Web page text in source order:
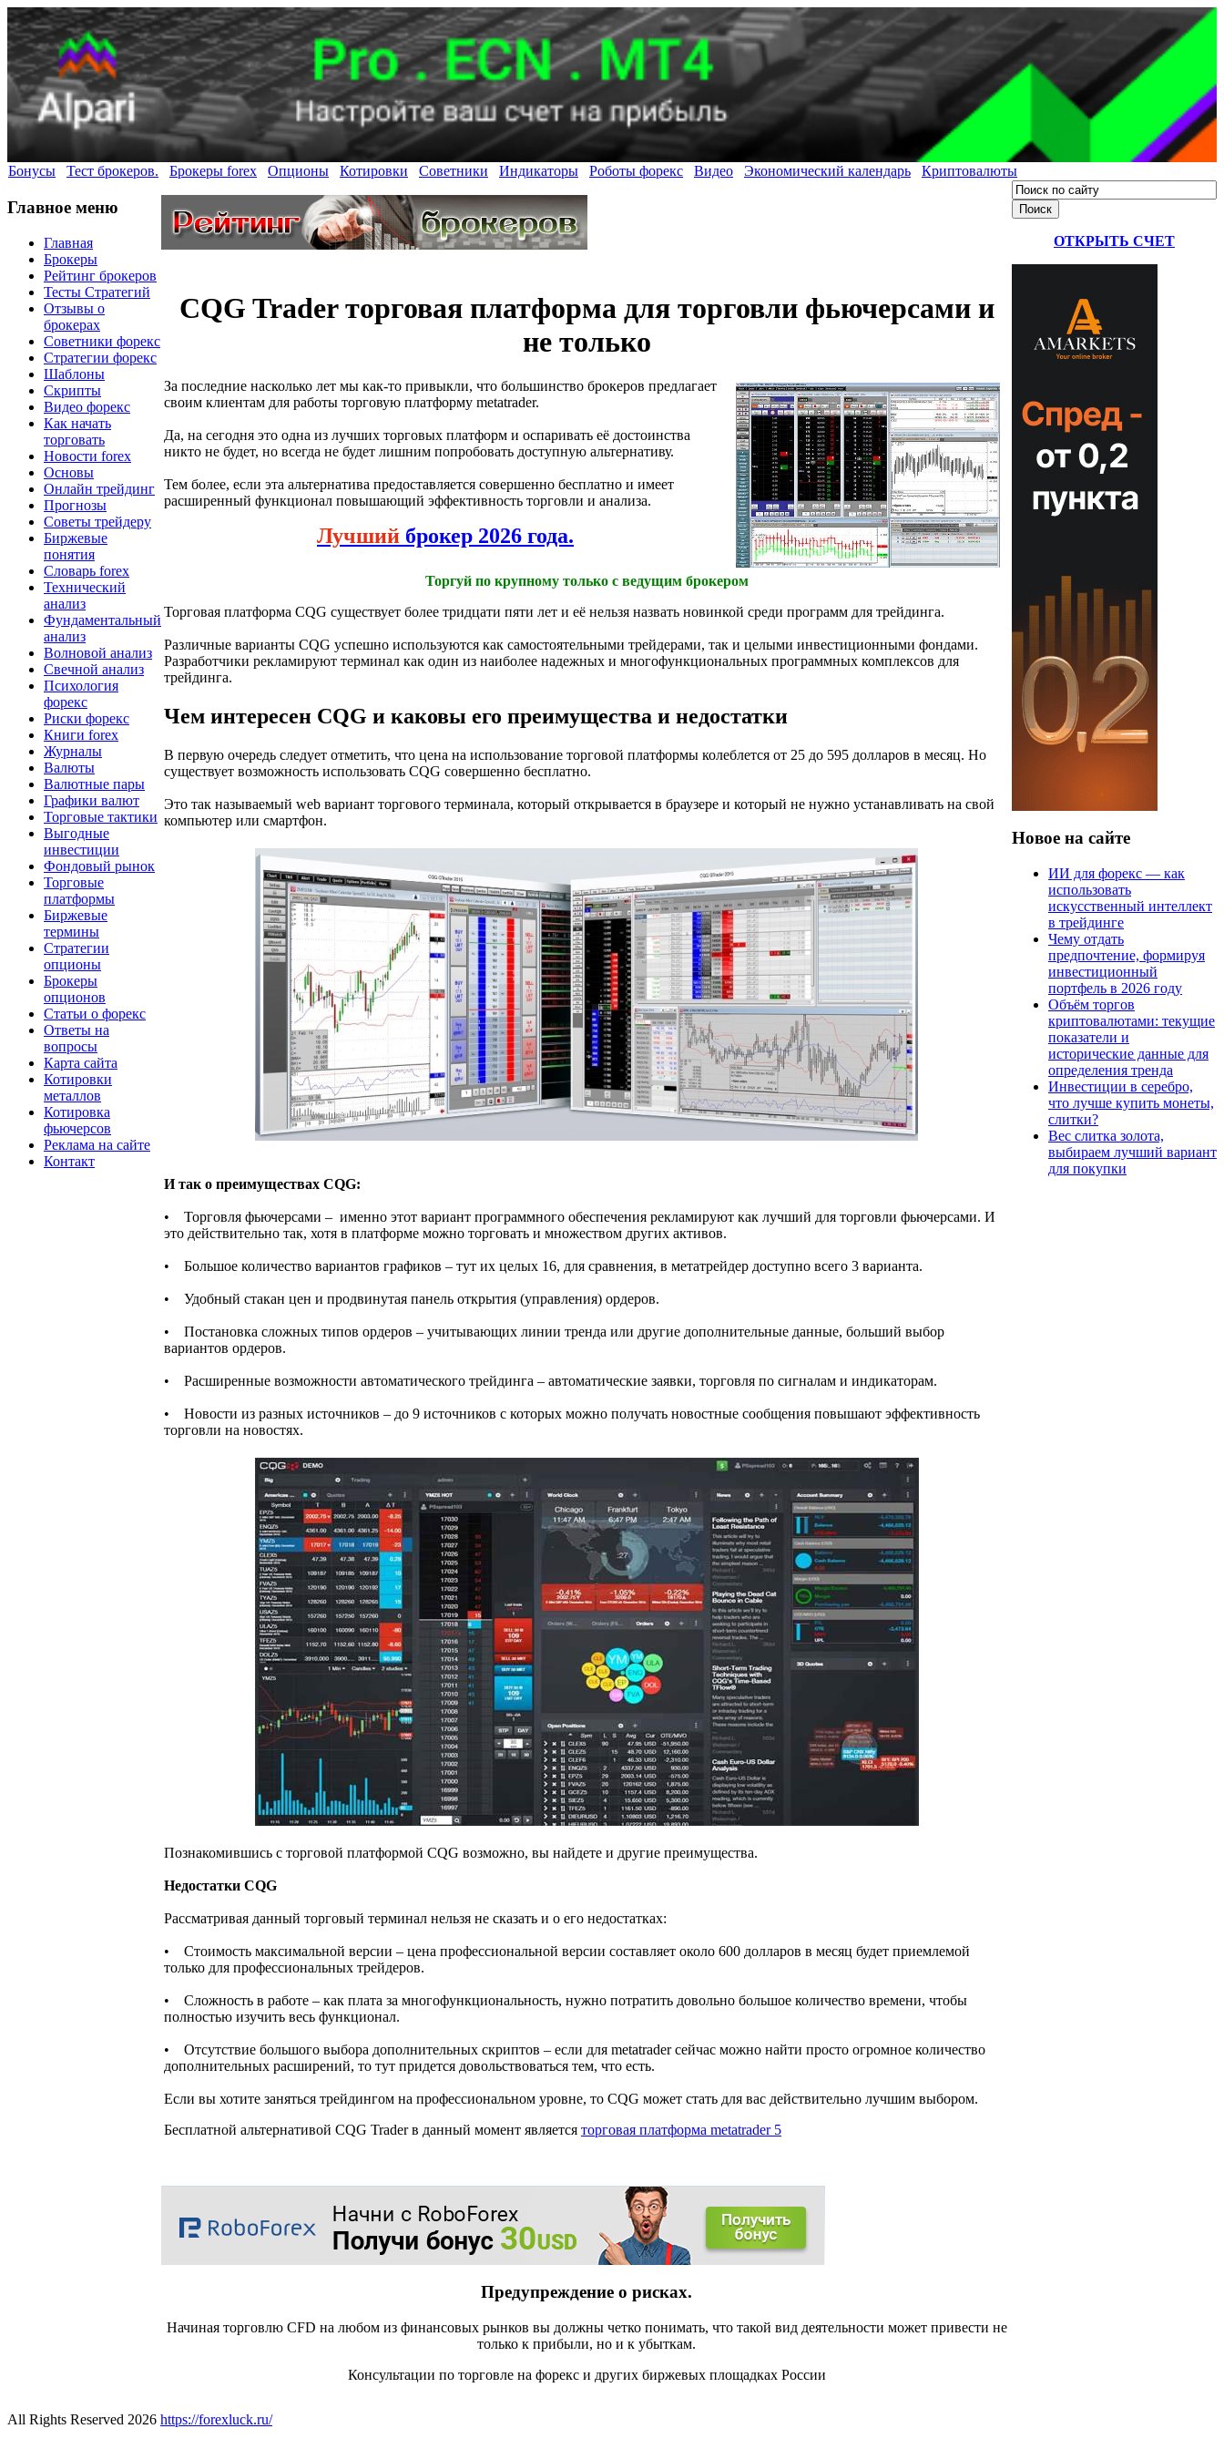
Бонусы Тест брокеров. Брокеры forex Опционы Котировки Советники Индикаторы Роботы форекс Видео Экономический календарь Криптовалюты
Главное меню
Главная
Брокеры
Рейтинг брокеров
Тесты Стратегий
Отзывы о
брокерах
Советники форекс
Стратегии форекс
Шаблоны
Скрипты
Видео форекс
Как начать
торговать
Новости forex
Основы
Онлайн трейдинг
Прогнозы
Советы трейдеру
Биржевые
понятия
Словарь forex
Технический
анализ
Фундаментальный
анализ
Волновой анализ
Свечной анализ
Психология
форекс
Риски форекс
Книги forex
Журналы
Валюты
Валютные пары
Графики валют
Торговые тактики
Выгодные
инвестиции
Фондовый рынок
Торговые
платформы
Биржевые
термины
Стратегии
опционы
Брокеры
опционов
Статьи о форекс
Ответы на
вопросы
Карта сайта
Котировки
металлов
Котировка
фьючерсов
Реклама на сайте
Контакт
CQG Trader торговая платформа для торговли фьючерсами и
не только
За последние насколько лет мы как-то привыкли, что большинство брокеров предлагает
своим клиентам для работы торговую платформу metatrader.
Да, на сегодня это одна из лучших торговых платформ и оспаривать её достоинства
никто не будет, но всегда не будет лишним попробовать доступную альтернативу.
Тем более, если эта альтернатива предоставляется совершенно бесплатно и имеет
расширенный функционал повышающий эффективность торговли и анализа.
Лучший брокер 2026 года.
Торгуй по крупному только с ведущим брокером
Торговая платформа CQG существует более тридцати пяти лет и её нельзя назвать новинкой среди программ для трейдинга.
Различные варианты CQG успешно используются как самостоятельными трейдерами, так и целыми инвестиционными фондами.
Разработчики рекламируют терминал как один из наиболее надежных и многофункциональных программных комплексов для
трейдинга.
Чем интересен CQG и каковы его преимущества и недостатки
В первую очередь следует отметить, что цена на использование торговой платформы колеблется от 25 до 595 долларов в месяц. Но
существует возможность использовать CQG совершенно бесплатно.
Это так называемый web вариант торгового терминала, который открывается в браузере и который не нужно устанавливать на свой
компьютер или смартфон.
И так о преимуществах CQG:
• Торговля фьючерсами – именно этот вариант программного обеспечения рекламируют как лучший для торговли фьючерсами. И
это действительно так, хотя в платформе можно торговать и множеством других активов.
• Большое количество вариантов графиков – тут их целых 16, для сравнения, в метатрейдер доступно всего 3 варианта.
• Удобный стакан цен и продвинутая панель открытия (управления) ордеров.
• Постановка сложных типов ордеров – учитывающих линии тренда или другие дополнительные данные, больший выбор
вариантов ордеров.
• Расширенные возможности автоматического трейдинга – автоматические заявки, торговля по сигналам и индикаторам.
• Новости из разных источников – до 9 источников с которых можно получать новостные сообщения повышают эффективность
торговли на новостях.
Познакомившись с торговой платформой CQG возможно, вы найдете и другие преимущества.
Недостатки CQG
Рассматривая данный торговый терминал нельзя не сказать и о его недостатках:
• Стоимость максимальной версии – цена профессиональной версии составляет около 600 долларов в месяц будет приемлемой
только для профессиональных трейдеров.
• Сложность в работе – как плата за многофункциональность, нужно потратить довольно большое количество времени, чтобы
полностью изучить весь функционал.
• Отсутствие большого выбора дополнительных скриптов – если для metatrader сейчас можно найти просто огромное количество
дополнительных расширений, то тут придется довольствоваться тем, что есть.
Если вы хотите заняться трейдингом на профессиональном уровне, то CQG может стать для вас действительно лучшим выбором.
Бесплатной альтернативой CQG Trader в данный момент является торговая платформа metatrader 5
Предупреждение о рисках.
Начиная торговлю CFD на любом из финансовых рынков вы должны четко понимать, что такой вид деятельности может привести не
только к прибыли, но и к убыткам.
Консультации по торговле на форекс и других биржевых площадках России
ОТКРЫТЬ СЧЕТ
Новое на сайте
ИИ для форекс — как
использовать
искусственный интеллект
в трейдинге
Чему отдать
предпочтение, формируя
инвестиционный
портфель в 2026 году
Объём торгов
криптовалютами: текущие
показатели и
исторические данные для
определения тренда
Инвестиции в серебро,
что лучше купить монеты,
слитки?
Вес слитка золота,
выбираем лучший вариант
для покупки
All Rights Reserved 2026 https://forexluck.ru/